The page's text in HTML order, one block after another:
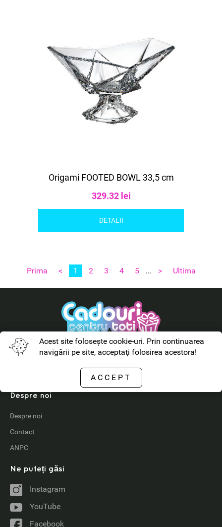
Origami FOOTED BOWL 33,5 cm
329.32 lei
DETALII
Prima < 1 2 3 4 5 ... > Ultima
Info Utile
Despre noi
Despre noi
Contact
ANPC
Ne puteți găsi
Instagram
YouTube
Facebook
Acest site foloseşte cookie-uri. Prin continuarea
navigării pe site, acceptaţi folosirea acestora!
ACCEPT